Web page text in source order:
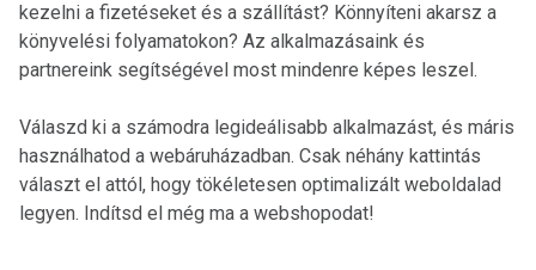
kezelni a fizetéseket és a szállítást? Könnyíteni akarsz a
könyvelési folyamatokon? Az alkalmazásaink és
partnereink segítségével most mindenre képes leszel.
Válaszd ki a számodra legideálisabb alkalmazást, és máris
használhatod a webáruházadban. Csak néhány kattintás
választ el attól, hogy tökéletesen optimalizált weboldalad
legyen. Indítsd el még ma a webshopodat!